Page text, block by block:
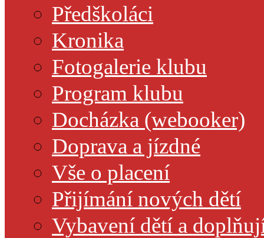
Předškoláci
Kronika
Fotogalerie klubu
Program klubu
Docházka (webooker)
Doprava a jízdné
Vše o placení
Přijímání nových dětí
Vybavení dětí a